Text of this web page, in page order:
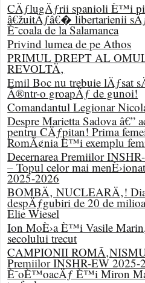
CÄƒlugÄƒrii spanioli È™i
â€žuitÄƒâ€� libertarienii
È˜coala de la Salamanca
Privind lumea de pe Athos
PRIMUL DREPT AL
REVOLTÄ‚
Emil Boc nu trebuie lÄƒsat
Ã®ntr-o groapÄƒ de gunoi!
Comandantul Legionar
Despre Marietta Sadova â€”
pentru CÄƒpitan! Prima
RomÃ¢nia È™i exemplu
Decernarea Premiilor
– Topul celor mai
2025-2026
BOMBÄ‚ NUCLEARÄ‚!
despÄƒgubiri de 20 de
Elie Wiesel
Ion MoÈ›a È™i Vasile
secolului trecut
CAMPIONII
Premiilor INSHR-EW 2025-
È˜oÈ™oacÄƒ È™i Miron